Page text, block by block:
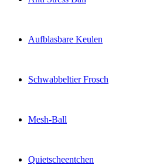
Aufblasbare Keulen
Schwabbeltier Frosch
Mesh-Ball
Quietscheentchen